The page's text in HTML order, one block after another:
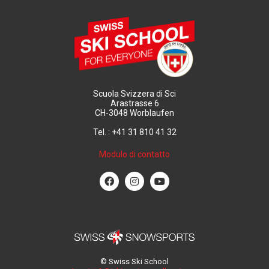
Scuola Svizzera di Sci
Arastrasse 6
CH-3048 Worblaufen
Tel. : +41 31 810 41 32
Modulo di contatto
© Swiss Ski School